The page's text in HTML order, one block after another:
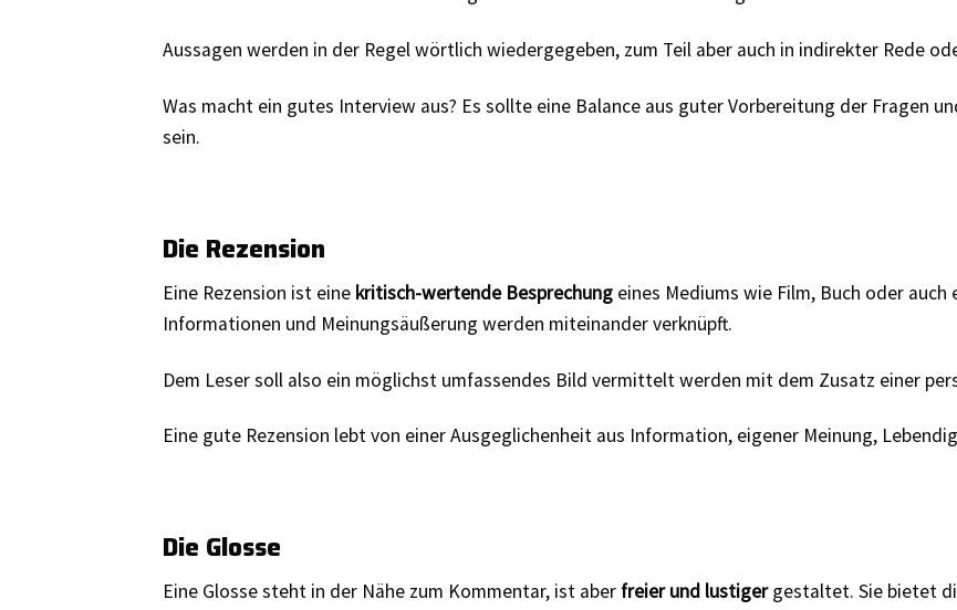
Aussagen werden in der Regel wörtlich wiedergegeben, zum Teil aber auch in indirekter Rede
Was macht ein gutes Interview aus? Es sollte eine Balance aus guter Vorbereitung der Fragen
sein.
Die Rezension
Eine Rezension ist eine kritisch-wertende Besprechung eines Mediums wie Film, Buch oder auch
Informationen und Meinungsäußerung werden miteinander verknüpft.
Dem Leser soll also ein möglichst umfassendes Bild vermittelt werden mit dem Zusatz einer
Eine gute Rezension lebt von einer Ausgeglichenheit aus Information, eigener Meinung,
Die Glosse
Eine Glosse steht in der Nähe zum Kommentar, ist aber freier und lustigergestaltet. Sie bietet